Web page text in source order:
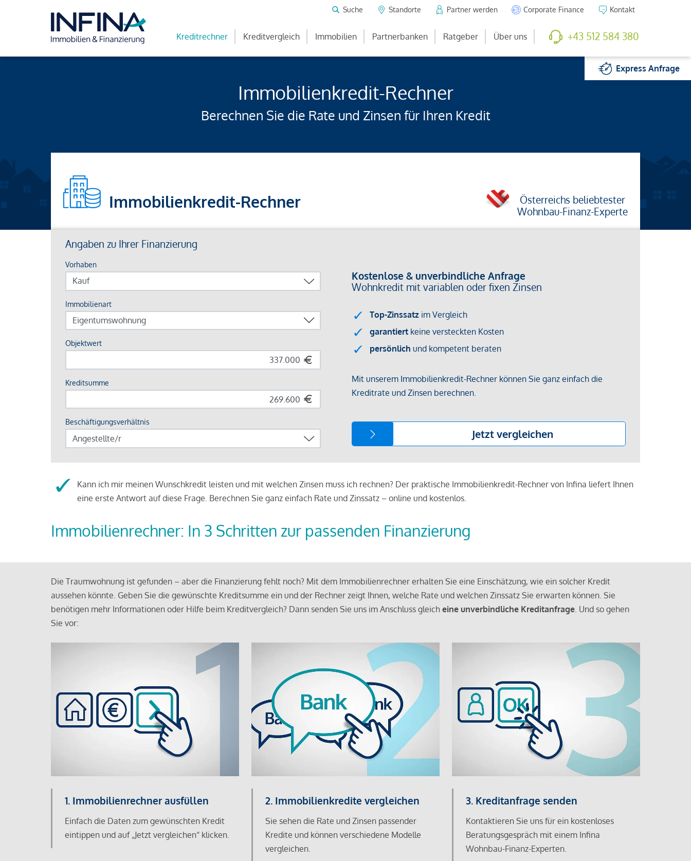
Suche Standorte Partner werden Corporate Finance Kontakt
Kreditrechner Kreditvergleich Immobilien Partnerbanken Ratgeber Über uns +43 512 584 380
ExpressAnfrage
Immobilienkredit-Rechner
Berechnen Sie die Rate und Zinsen für Ihren Kredit
Immobilienkredit-Rechner
Österreichs beliebtester
Wohnbau-Finanz-Experte
Kann ich mir meinen Wunschkredit leisten und mit welchen Zinsen muss ich rechnen? Der praktische Immobilienkredit-Rechner von Infina liefert Ihnen
eine erste Antwort auf diese Frage. Berechnen Sie ganz einfach Rate und Zinssatz – online und kostenlos.
Immobilienrechner: In 3 Schritten zur passenden Finanzierung
Die Traumwohnung ist gefunden – aber die Finanzierung fehlt noch? Mit dem Immobilienrechner erhalten Sie eine Einschätzung, wie ein solcher Kredit
aussehen könnte. Geben Sie die gewünschte Kreditsumme ein und der Rechner zeigt Ihnen, welche Rate und welchen Zinssatz Sie erwarten können. Sie
benötigen mehr Informationen oder Hilfe beim Kreditvergleich? Dann senden Sie uns im Anschluss gleich eine unverbindliche Kreditanfrage. Und so gehen
Sie vor:
1. Immobilienrechner ausfüllen
Einfach die Daten zum gewünschten Kredit
eintippen und auf „Jetzt vergleichen“ klicken.
2. Immobilienkredite vergleichen
Sie sehen die Rate und Zinsen passender
Kredite und können verschiedene Modelle
vergleichen.
3. Kreditanfrage senden
Kontaktieren Sie uns für ein kostenloses
Beratungsgespräch mit einem Infina
Wohnbau-Finanz-Experten.